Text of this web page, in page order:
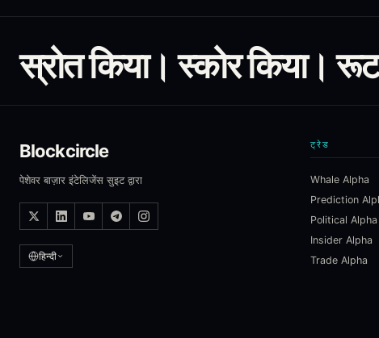
स्रोत किया। स्कोर किया।
Blockcircle
पेशेवर बाज़ार इंटेलिजेंस सुइट द्वारा
हिन्दी
ट्रेड
Whale Alpha
Prediction
Political Alpha
Insider Alpha
Trade Alpha